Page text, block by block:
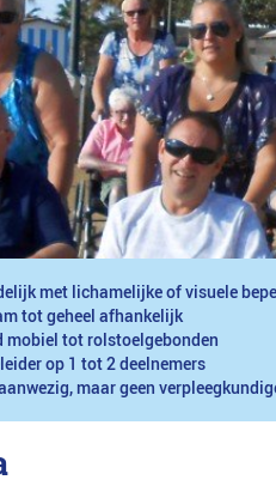
met lichamelijke of visuele
tot geheel afhankelijk
mobiel tot rolstoelgebonden
op 1 tot 2 deelnemers
maar geen